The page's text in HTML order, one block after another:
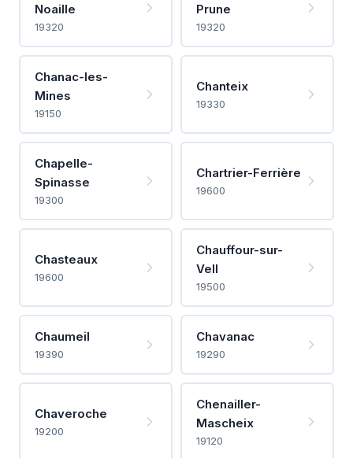
Noaille
19320
Prune
19320
Chanac-les-
Mines
19150
Chanteix
19330
Chapelle-
Spinasse
19300
Chartrier-Ferrière
19600
Chasteaux
19600
Chauffour-sur-
Vell
19500
Chaumeil
19390
Chavanac
19290
Chaveroche
19200
Chenailler-
Mascheix
19120